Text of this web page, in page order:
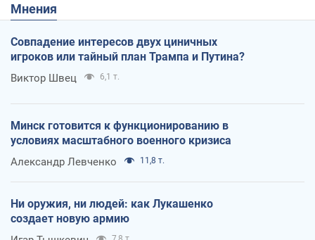
Мнения
Совпадение интересов двух циничных
игроков или тайный план Трампа и Путина?
Виктор Швец 6,1 т.
Минск готовится к функционированию в
условиях масштабного военного кризиса
Александр Левченко 11,8 т.
Ни оружия, ни людей: как Лукашенко
создает новую армию